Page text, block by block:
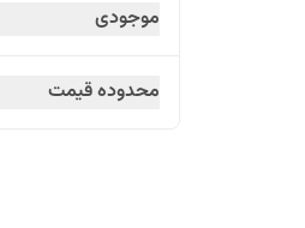
موجودی
محدوده قیمت